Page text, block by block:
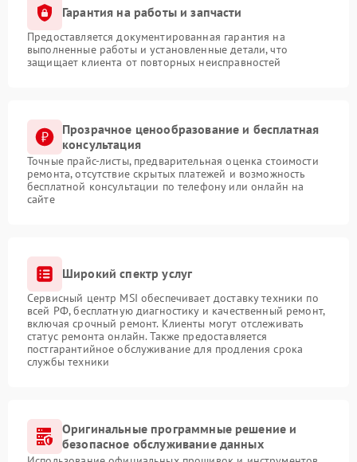
Гарантия на работы и запчасти
Предоставляется документированная гарантия на
выполненные работы и установленные детали, что
защищает клиента от повторных неисправностей
Прозрачное ценообразование и бесплатная
консультация
Точные прайс-листы, предварительная оценка стоимости
ремонта, отсутствие скрытых платежей и возможность
бесплатной консультации по телефону или онлайн на
сайте
Широкий спектр услуг
Сервисный центр MSI обеспечивает доставку техники по
всей РФ, бесплатную диагностику и качественный ремонт,
включая срочный ремонт. Клиенты могут отслеживать
статус ремонта онлайн. Также предоставляется
постгарантийное обслуживание для продления срока
службы техники
Оригинальные программные решение и
безопасное обслуживание данных